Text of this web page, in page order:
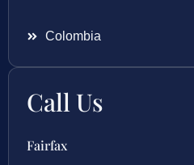
Colombia
Call Us
Fairfax